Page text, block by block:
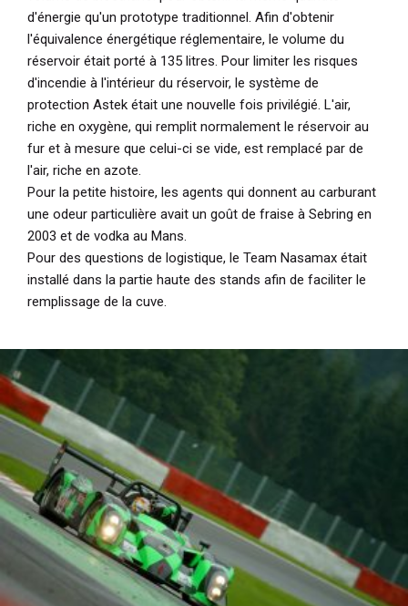
d'énergie qu'un prototype traditionnel. Afin d'obtenir
l'équivalence énergétique réglementaire, le volume du
réservoir était porté à 135 litres. Pour limiter les risques
d'incendie à l'intérieur du réservoir, le système de
protection Astek était une nouvelle fois privilégié. L'air,
riche en oxygène, qui remplit normalement le réservoir au
fur et à mesure que celui-ci se vide, est remplacé par de
l'air, riche en azote.
Pour la petite histoire, les agents qui donnent au carburant
une odeur particulière avait un goût de fraise à Sebring en
2003 et de vodka au Mans.
Pour des questions de logistique, le Team Nasamax était
installé dans la partie haute des stands afin de faciliter le
remplissage de la cuve.